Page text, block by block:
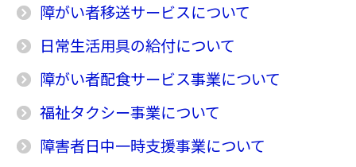
障がい者移送サービスについて
日常生活用具の給付について
障がい者配食サービス事業について
福祉タクシー事業について
障害者日中一時支援事業について